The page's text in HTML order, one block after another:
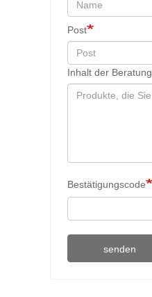
Post
Inhalt der Beratung
Bestätigungscode
senden